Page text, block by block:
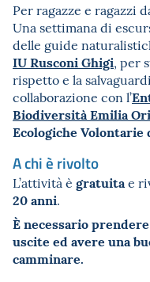
Per ragazze e ragazzi
Una settimana di
delle guide
IU Rusconi Ghigi, per
rispetto e la
collaborazione con l’
Biodiversità Emilia
Ecologiche Volontarie
A chi è rivolto
L’attività è gratuitae
20 anni.
È necessario
uscite ed avere una
camminare.